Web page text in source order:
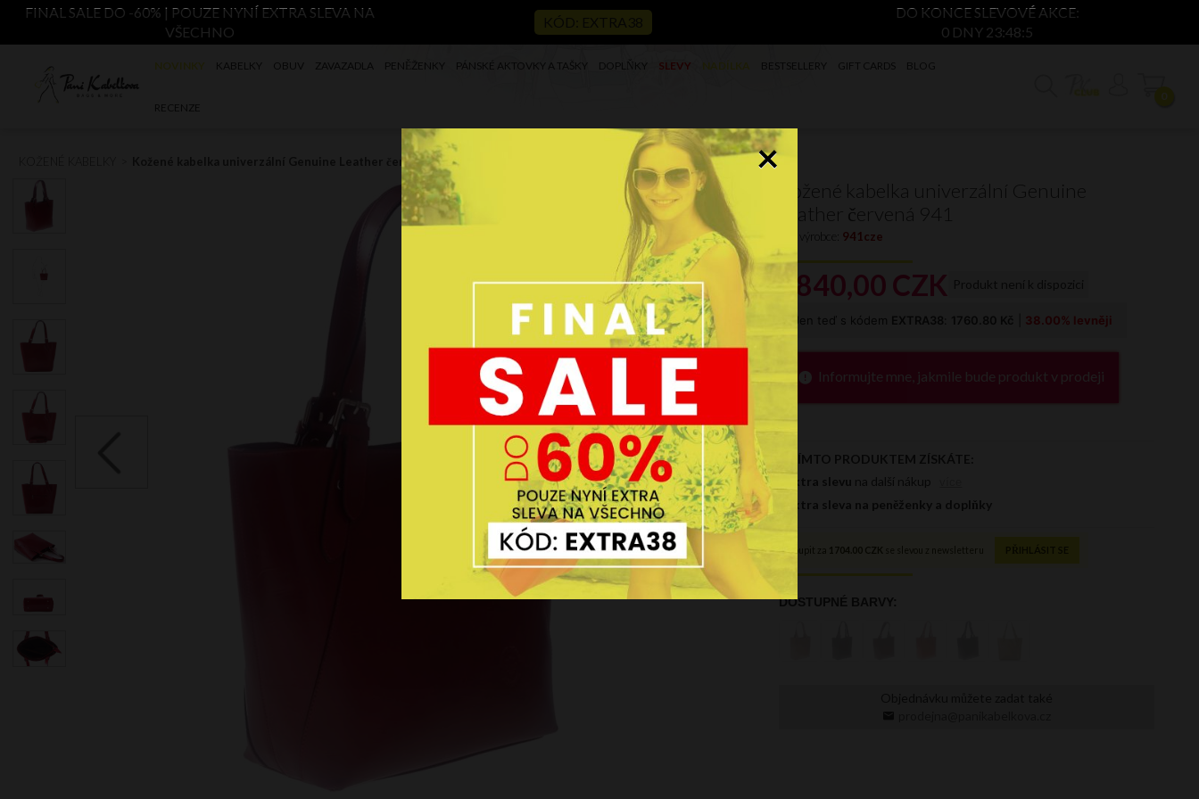
FINAL SALE DO -60% | POUZE NYNÍ EXTRA SLEVA NA
VŠECHNO
DO KONCE SLEVOVÉ AKCE:
0 DNY 23:48:4
NOVINKY KABELKY OBUV ZAVAZADLA PENĚŽENKY PÁNSKÉ AKTOVKY A TAŠKY DOPLŇKY SLEVY NADÍLKA BESTSELLERY GIFT CARDS BLOG
RECENZE
0
Kožené kabelka univerzální Genuine Leather červená 941
Kožené kabelka univerzální Genuine
Leather červená 941
Kód výrobce: 941cze
2840,00 CZK
Informujte mne, jakmile bude produkt v prodeji
×